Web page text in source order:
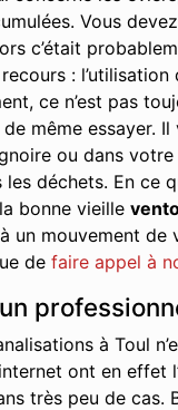
Vous
c’était
:
ce n’est pas
même essayer.
ou dans
déchets. En ce
bonne vieille
un mouvement
de faire appel à
à Toul
ont en effet
très peu de